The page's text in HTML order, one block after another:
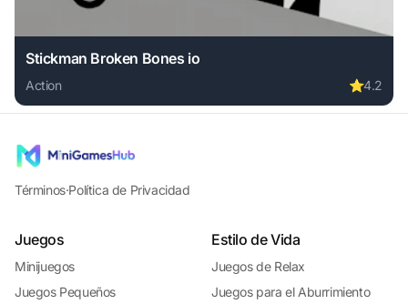
Stickman Broken Bones io
Action ⭐4.2
Play Stickman Broken Bones io online free. action game,
Términos·Política de Privacidad
Juegos
Minijuegos
Juegos Pequeños
Estilo de Vida
Juegos de Relax
Juegos para el Aburrimiento